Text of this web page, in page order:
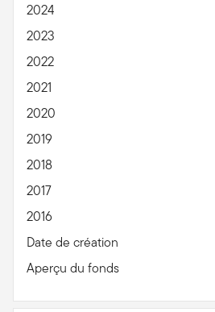
2024
2023
2022
2021
2020
2019
2018
2017
2016
Date de création
Aperçu du fonds